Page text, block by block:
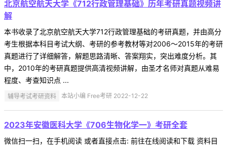
北京航空航天大学《712行政管理基础》历年考研真题视频讲
解
本书收录了北京航空航天大学712行政管理基础的考研真题，并由高分
考生根据本科目考试大纲、考研的参考教材等对2006～2015年的考研
真题进行了详细解答，解题思路清晰、答案翔实，突出难度分析。其
中，2010年的考研真题提供高清视频讲解，由圣才名师对真题从难易
程度、考查知识点 ...
辅导考试考研资料 本站小编 Free考研 2022-12-22
2023年安徽医科大学《706生物化学一》考研全套
微信扫一扫，在手机阅读 或者直接点击: 前往在线阅读和下载 资料目